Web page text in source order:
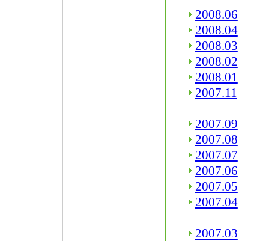
2008.06
2008.04
2008.03
2008.02
2008.01
2007.11
2007.09
2007.08
2007.07
2007.06
2007.05
2007.04
2007.03